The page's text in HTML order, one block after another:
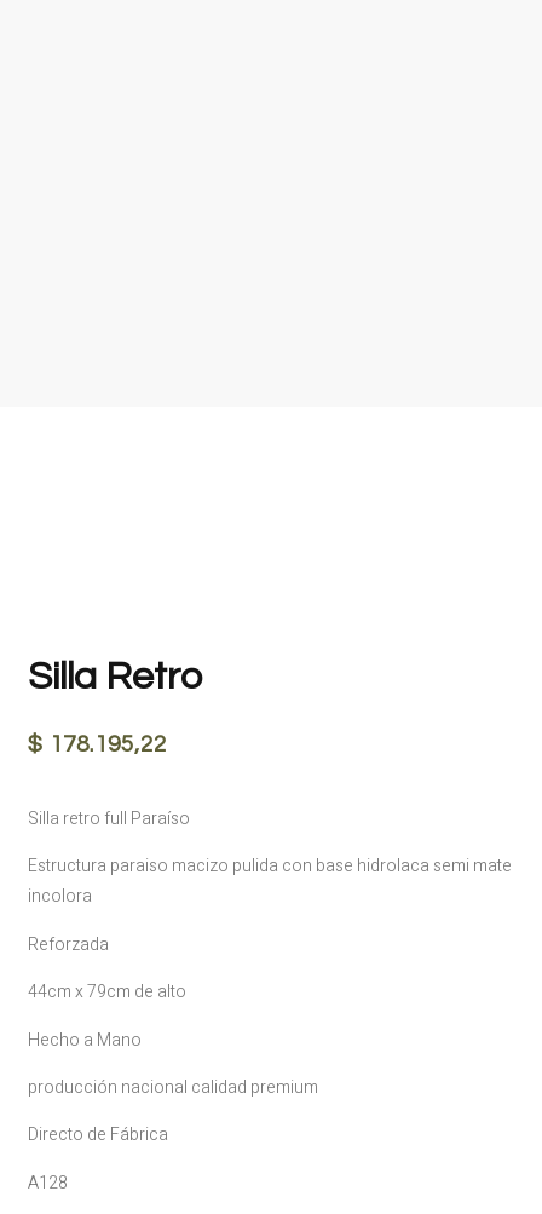
Silla Retro
$ 178.195,22
Silla retro full Paraíso
Estructura paraiso macizo pulida con base hidrolaca semi mate
incolora
Reforzada
44cm x 79cm de alto
Hecho a Mano
producción nacional calidad premium
Directo de Fábrica
A128